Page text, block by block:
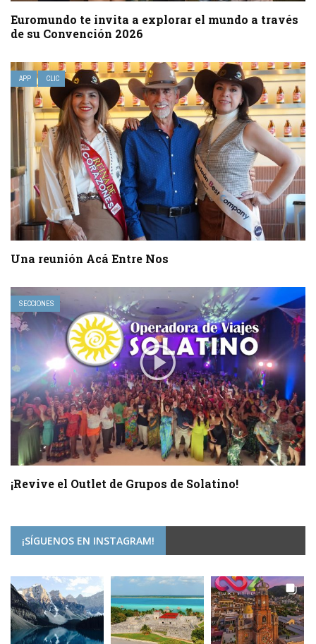
Euromundo te invita a explorar el mundo a través
de su Convención 2026
APP CLIC
Una reunión Acá Entre Nos
SECCIONES
¡Revive el Outlet de Grupos de Solatino!
¡SÍGUENOS EN INSTAGRAM!